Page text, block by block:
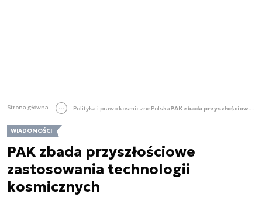
Strona główna Polityka i prawo kosmicznePolska PAK zbada przyszłościowe zastosowania technologii kosmicznych
WIADOMOŚCI
PAK zbada przyszłościowe
zastosowania technologii
kosmicznych